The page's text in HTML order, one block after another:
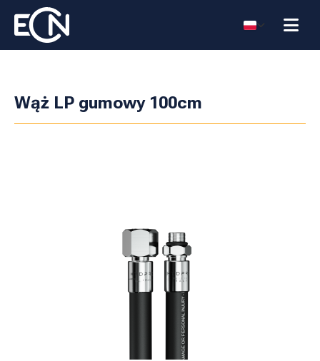
Wąż LP gumowy 100cm